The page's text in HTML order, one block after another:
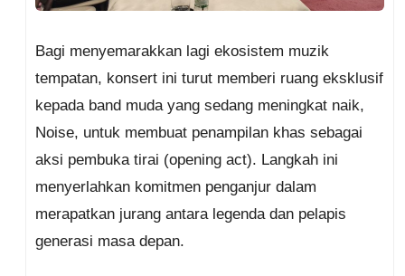
Bagi menyemarakkan lagi ekosistem muzik
tempatan, konsert ini turut memberi ruang eksklusif
kepada band muda yang sedang meningkat naik,
Noise, untuk membuat penampilan khas sebagai
aksi pembuka tirai (opening act). Langkah ini
menyerlahkan komitmen penganjur dalam
merapatkan jurang antara legenda dan pelapis
generasi masa depan.